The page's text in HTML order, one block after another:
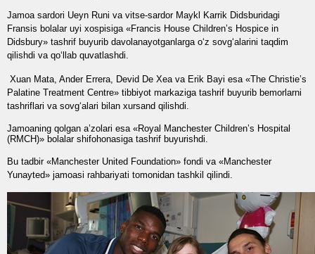
Jamoa sardori Ueyn Runi va vitse-sardor Maykl Karrik Didsburidagi
Fransis bolalar uyi xospisiga «Francis House Children’s Hospice in
Didsbury» tashrif buyurib davolanayotganlarga o‘z sovg‘alarini taqdim
qilishdi va qo‘llab quvatlashdi.
Xuan Mata, Ander Errera, Devid De Xea va Erik Bayi esa «The Christie’s
Palatine Treatment Centre» tibbiyot markaziga tashrif buyurib bemorlarni
tashriflari va sovg‘alari bilan xursand qilishdi.
Jamoaning qolgan a’zolari esa «Royal Manchester Children’s Hospital
(RMCH)» bolalar shifohonasiga tashrif buyurishdi.
Bu tadbir «Manchester United Foundation» fondi va «Manchester
Yunayted» jamoasi rahbariyati tomonidan tashkil qilindi.